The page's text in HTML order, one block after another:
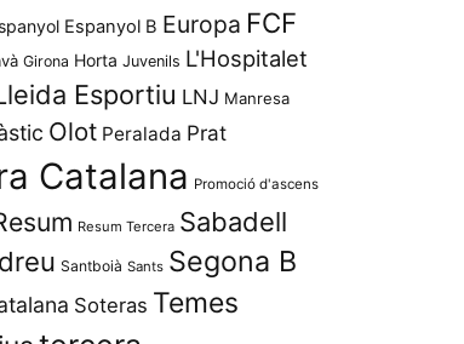
Espanyol B Europa FCF
Girona Horta Juvenils L'Hospitalet
Esportiu LNJ Manresa
Olot Peralada Prat
Catalana Promoció d'ascens
Resum Tercera Sabadell
Santboià Sants Segona B
Soteras Temes